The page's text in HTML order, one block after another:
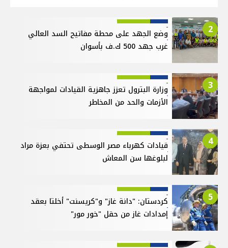
2
وضع الجهد على محطة مفاتيح السد العالي
غرب جهد 500 ك.ف بأسوان
3
وزارة البترول تعزز جاهزية القيادات لمواجهة
الأزمات والحد من المخاطر
4
قيادات كهرباء مصر الوسطى تحتفي بعزة مراد
لبلوغها سن المعاش
5
كردستان: "دانة غاز" و"كريسنت" أخلتا بعقد
إمدادات غاز من حقل "خور مور"